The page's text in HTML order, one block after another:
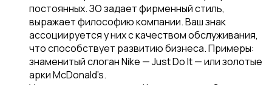
постоянных. ЗО задает фирменный стиль,
выражает философию компании. Ваш знак
ассоциируется у них с качеством обслуживания,
что способствует развитию бизнеса. Примеры:
знаменитый слоган Nike — Just Do It — или золотые
арки McDonald’s.